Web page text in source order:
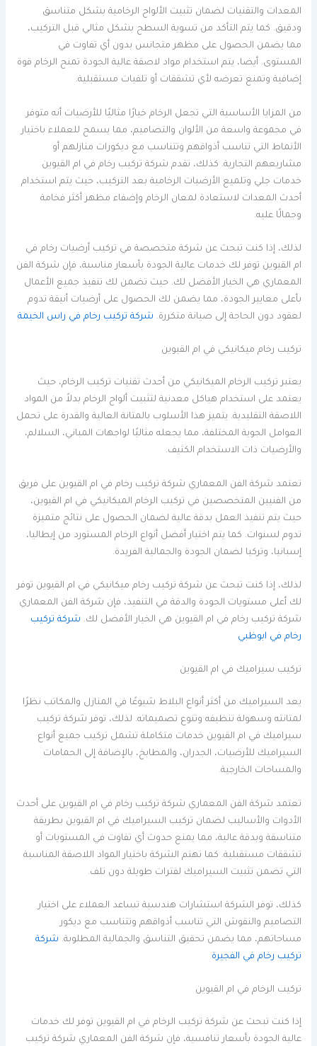
المعدات والتقنيات لضمان تثبيت الألواح الرخامية بشكل متناسق
ودقيق. كما يتم التأكد من تسوية السطح بشكل مثالي قبل التركيب،
مما يضمن الحصول على مظهر متجانس بدون أي تفاوت في
المستوى. أيضا، يتم استخدام مواد لاصقة عالية الجودة تمنح الرخام قوة
إضافية وتمنع تعرضه لأي تشققات أو تلفيات مستقبلية.
من المزايا الأساسية التي تجعل الرخام خيارًا مثاليًا للأرضيات أنه متوفر
في مجموعة واسعة من الألوان والتصاميم، مما يسمح للعملاء باختيار
الأنماط التي تناسب أذواقهم وتتناسب مع ديكورات منازلهم أو
مشاريعهم التجارية. كذلك، تقدم شركة تركيب رخام في ام القيوين
خدمات جلي وتلميع الأرضيات الرخامية بعد التركيب، حيث يتم استخدام
أحدث المعدات لاستعادة لمعان الرخام وإضفاء مظهر أكثر فخامة
وجمالًا عليه.
لذلك، إذا كنت تبحث عن شركة متخصصة في تركيب أرضيات رخام في
ام القيوين توفر لك خدمات عالية الجودة بأسعار مناسبة، فإن شركة الفن
المعماري هي الخيار الأفضل لك. حيث تضمن لك تنفيذ جميع الأعمال
بأعلى معايير الجودة، مما يضمن لك الحصول على أرضيات أنيقة تدوم
لعقود دون الحاجة إلى صيانة متكررة. شركة تركيب رخام في راس الخيمة
تركيب رخام ميكانيكي في ام القيوين
يعتبر تركيب الرخام الميكانيكي من أحدث تقنيات تركيب الرخام، حيث
يعتمد على استخدام هياكل معدنية لتثبيت ألواح الرخام بدلاً من المواد
اللاصقة التقليدية. يتميز هذا الأسلوب بالمتانة العالية والقدرة على تحمل
العوامل الجوية المختلفة، مما يجعله مثاليًا لواجهات المباني، السلالم،
والأرضيات ذات الاستخدام الكثيف.
تعتمد شركة الفن المعماري شركة تركيب رخام في ام القيوين على فريق
من الفنيين المتخصصين في تركيب الرخام الميكانيكي في ام القيوين،
حيث يتم تنفيذ العمل بدقة عالية لضمان الحصول على نتائج متميزة
تدوم لسنوات. كما يتم اختيار أفضل أنواع الرخام المستورد من إيطاليا،
إسبانيا، وتركيا لضمان الجودة والجمالية الفريدة.
لذلك، إذا كنت تبحث عن شركة تركيب رخام ميكانيكي في ام القيوين توفر
لك أعلى مستويات الجودة والدقة في التنفيذ، فإن شركة الفن المعماري
شركة تركيب رخام في ام القيوين هي الخيار الأفضل لك. شركة تركيب
رخام في ابوظبي
تركيب سيراميك في ام القيوين
يعد السيراميك من أكثر أنواع البلاط شيوعًا في المنازل والمكاتب نظرًا
لمتانته وسهولة تنظيفه وتنوع تصميماته. لذلك، توفر شركة تركيب
سيراميك في ام القيوين خدمات متكاملة تشمل تركيب جميع أنواع
السيراميك للأرضيات، الجدران، والمطابخ، بالإضافة إلى الحمامات
والمساحات الخارجية.
تعتمد شركة الفن المعماري شركة تركيب رخام في ام القيوين على أحدث
الأدوات والأساليب لضمان تركيب السيراميك في ام القيوين بطريقة
متناسقة وبدقة عالية، مما يمنع حدوث أي تفاوت في المستويات أو
تشققات مستقبلية. كما تهتم الشركة باختيار المواد اللاصقة المناسبة
التي تضمن تثبيت السيراميك لفترات طويلة دون تلف.
كذلك، توفر الشركة استشارات هندسية تساعد العملاء على اختيار
التصاميم والنقوش التي تناسب أذواقهم وتتناسب مع ديكور
مساحاتهم، مما يضمن تحقيق التناسق والجمالية المطلوبة. شركة
تركيب رخام في الفجيرة
تركيب الرخام في ام القيوين
إذا كنت تبحث عن شركة تركيب الرخام في ام القيوين توفر لك خدمات
عالية الجودة بأسعار تنافسية، فإن شركة الفن المعماري شركة تركيب